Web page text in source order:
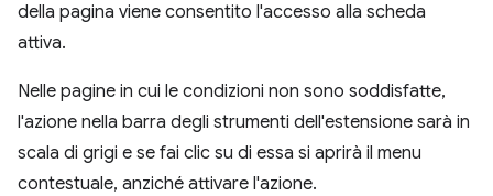
della pagina viene consentito l'accesso alla scheda
attiva.
Nelle pagine in cui le condizioni non sono soddisfatte,
l'azione nella barra degli strumenti dell'estensione sarà in
scala di grigi e se fai clic su di essa si aprirà il menu
contestuale, anziché attivare l'azione.